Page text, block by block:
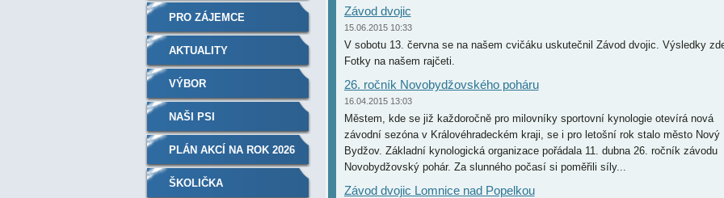
Závod dvojic
15.06.2015 10:33
V sobotu 13. června se na našem cvičáku uskutečnil Závod dvojic. Výsledky
Fotky na našem rajčeti.
26. ročník Novobydžovského poháru
16.04.2015 13:03
Městem, kde se již každoročně pro milovníky sportovní kynologie otevírá nová
závodní sezóna v Královéhradeckém kraji, se i pro letošní rok stalo město Nový
Bydžov. Základní kynologická organizace pořádala 11. dubna 26. ročník závodu
Novobydžovský pohár. Za slunného počasí si poměřili síly...
Závod dvojic Lomnice nad Popelkou
PRO ZÁJEMCE
AKTUALITY
VÝBOR
NAŠI PSI
PLÁN AKCÍ NA ROK 2026
ŠKOLIČKA